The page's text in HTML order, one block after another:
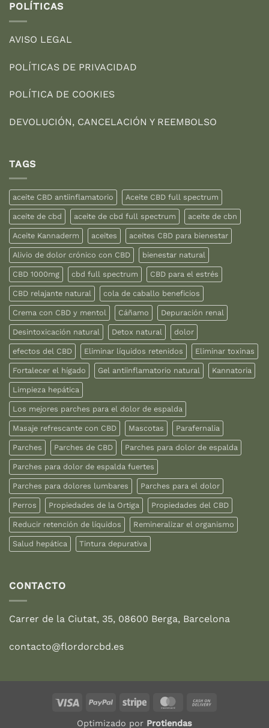
POLÍTICAS
AVISO LEGAL
POLÍTICAS DE PRIVACIDAD
POLÍTICA DE COOKIES
DEVOLUCIÓN, CANCELACIÓN Y REEMBOLSO
TAGS
aceite CBD antiinflamatorio Aceite CBD full spectrum
aceite de cbd aceite de cbd full spectrum aceite de cbn
Aceite Kannaderm aceites aceites CBD para bienestar
Alivio de dolor crónico con CBD bienestar natural
CBD 1000mg cbd full spectrum CBD para el estrés
CBD relajante natural cola de caballo beneficios
Crema con CBD y mentol Cáñamo Depuración renal
Desintoxicación natural Detox natural dolor
efectos del CBD Eliminar líquidos retenidos Eliminar toxinas
Fortalecer el hígado Gel antiinflamatorio natural Kannatoria
Limpieza hepática
Los mejores parches para el dolor de espalda
Masaje refrescante con CBD Mascotas Parafernalia
Parches Parches de CBD Parches para dolor de espalda
Parches para dolor de espalda fuertes
Parches para dolores lumbares Parches para el dolor
Perros Propiedades de la Ortiga Propiedades del CBD
Reducir retención de líquidos Remineralizar el organismo
Salud hepática Tintura depurativa
CONTACTO
Carrer de la Ciutat, 35, 08600 Berga, Barcelona
contacto@flordorcbd.es
Visa PayPal Stripe MasterCard
Optimizado por Protiendas